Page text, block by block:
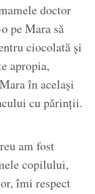
doctor
pe Mara să
ciocolată și
apropia,
în același
cu părinții.
am fost
copilului,
îmi respect